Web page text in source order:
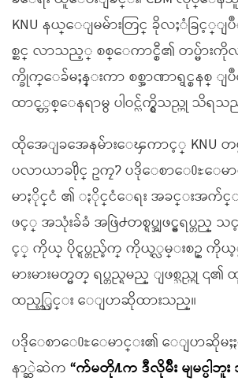
KNU နယ္ေျမမ်ားတြင္ ခိုလႈံခြင့္
စ္ဆင္ လာသည့္ စစ္ေကာင္စီ၏ တပ္မ်ား
က္ခိုက္ေခ်မႈန္းကာ စစ္အာဏာရွင္စနစ္
ထာင့္တစ္ေနရာမွ ပါဝင္လ်က္ရွိသည္ဟု သိရသ
ထိုအေျခအေနမ်ားေၾကာင့္ KNU တပ္
ပလာယာခ႐ိုင္ ဥကၠ႒ ပဒိုေစာေ႐ႊေမ
မာႏိုင္ငံ ၏ ႏိုင္ငံေရး အခင္းအက်င္းတ
ဖင့္ အသုံးခ်ခံ အဖြဲ႕တစ္ရပ္အျဖင့္မရပ္
င့္ ကိုယ္ ပိုင္ရပ္တည္ခ်က္ ကိုယ့္လမ္းစဥ္ ကို
မားမားမတ္မတ္ ရပ္တည္ရမည္ ျဖစ္သည္ဟု ၎၏
ထည့္သြင္း ေျပာဆိုထားသည္။
ပဒိုေစာေ႐ႊေမာင္း၏ ေျပာဆိုမ
နာ္ဆဲဆဲက “က်မတို႔က ဒီလိုမ်ိဳး မျမင္ပါ